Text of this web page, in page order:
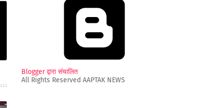
Blogger द्वारा संचालित
All Rights Reserved AAPTAK NEWS